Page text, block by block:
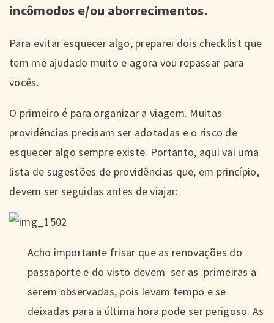
incômodos e/ou aborrecimentos.
Para evitar esquecer algo, preparei dois checklist que
tem me ajudado muito e agora vou repassar para
vocês.
O primeiro é para organizar a viagem. Muitas
providências precisam ser adotadas e o risco de
esquecer algo sempre existe. Portanto, aqui vai uma
lista de sugestões de providências que, em princípio,
devem ser seguidas antes de viajar:
Acho importante frisar que as renovações do
passaporte e do visto devem ser as primeiras a
serem observadas, pois levam tempo e se
deixadas para a última hora pode ser perigoso. As